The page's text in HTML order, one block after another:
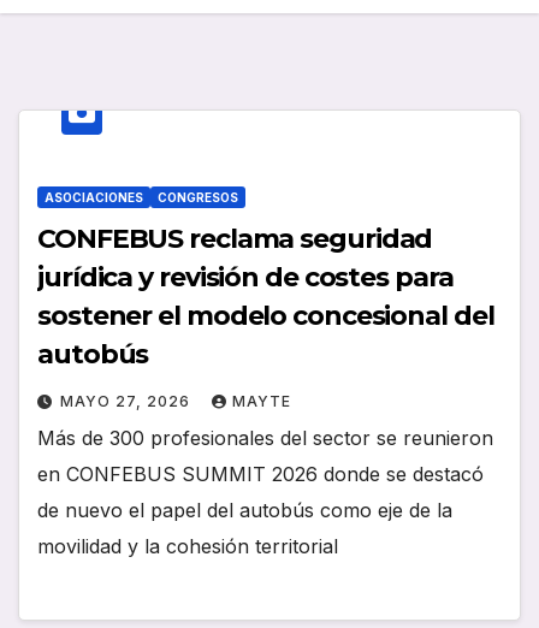
ASOCIACIONES CONGRESOS
CONFEBUS reclama seguridad
jurídica y revisión de costes para
sostener el modelo concesional del
autobús
MAYO 27, 2026 MAYTE
Más de 300 profesionales del sector se reunieron
en CONFEBUS SUMMIT 2026 donde se destacó
de nuevo el papel del autobús como eje de la
movilidad y la cohesión territorial